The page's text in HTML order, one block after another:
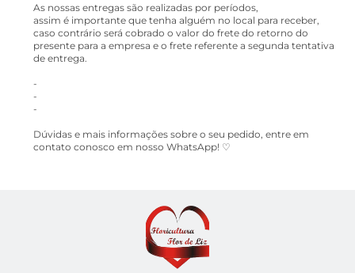
As nossas entregas são realizadas por períodos,
assim é importante que tenha alguém no local para receber,
caso contrário será cobrado o valor do frete do retorno do
presente para a empresa e o frete referente a segunda tentativa
de entrega.
-
-
-
Dúvidas e mais informações sobre o seu pedido, entre em
contato conosco em nosso WhatsApp! ♡